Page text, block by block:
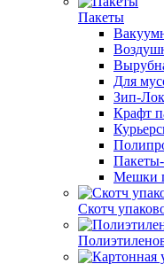
Пакеты
Для
Зип-Лок
Крафт
Мешки
Скотч